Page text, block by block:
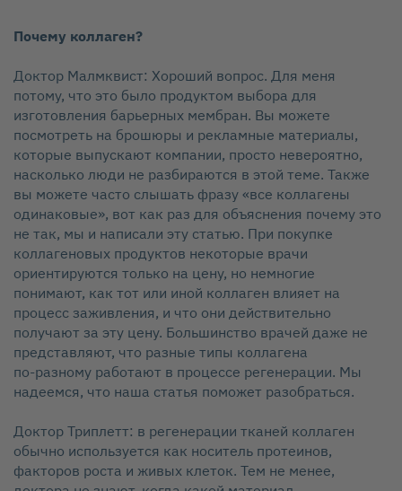
Почему коллаген?
Доктор Малмквист: Хороший вопрос. Для меня
потому, что это было продуктом выбора для
изготовления барьерных мембран. Вы можете
посмотреть на брошюры и рекламные материалы,
которые выпускают компании, просто невероятно,
насколько люди не разбираются в этой теме. Также
вы можете часто слышать фразу «все коллагены
одинаковые», вот как раз для объяснения почему это
не так, мы и написали эту статью. При покупке
коллагеновых продуктов некоторые врачи
ориентируются только на цену, но немногие
понимают, как тот или иной коллаген влияет на
процесс заживления, и что они действительно
получают за эту цену. Большинство врачей даже не
представляют, что разные типы коллагена
по‑разному работают в процессе регенерации. Мы
надеемся, что наша статья поможет разобраться.
Доктор Триплетт: в регенерации тканей коллаген
обычно используется как носитель протеинов,
факторов роста и живых клеток. Тем не менее,